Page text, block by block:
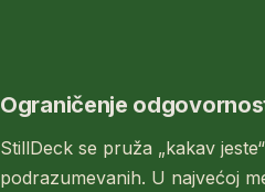
Ograničenje
StillDeck se pruža „kakav
podrazumevanih. U najvećoj